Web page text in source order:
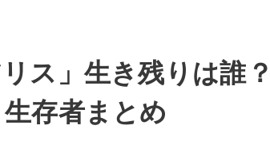
ス」生き残りは誰？
存者まとめ